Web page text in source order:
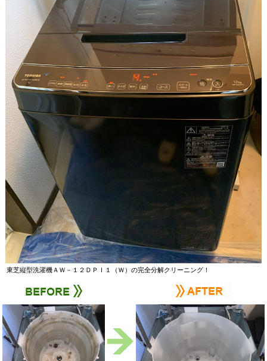
東芝縦型洗濯機ＡＷ－１２ＤＰＩ１（Ｗ）の完全分解クリーニング！